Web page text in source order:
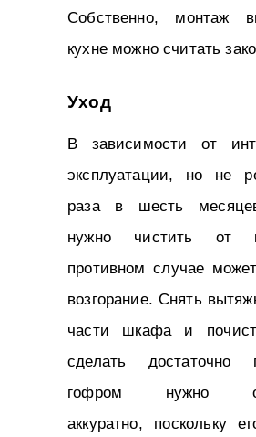
Собственно, монтаж
кухне можно считать
Уход
В зависимости от
эксплуатации, но не
раза в шесть
нужно чистить от
противном случае
возгорание. Снять
части шкафа и
сделать
гофром нужно
аккуратно, поскольку